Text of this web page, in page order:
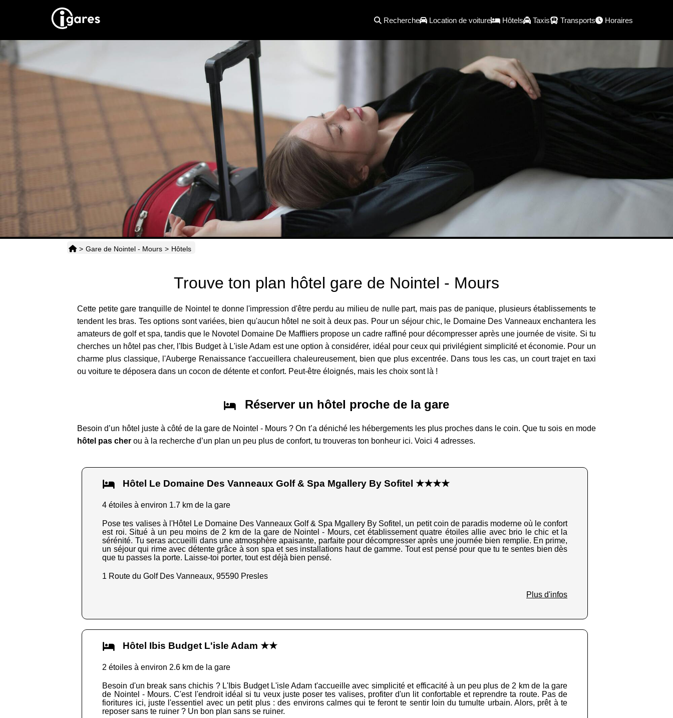
Recherche Location de voiture Hôtels Taxis Transports Horaires
> Gare de Nointel - Mours > Hôtels
Trouve ton plan hôtel gare de Nointel - Mours
Cette petite gare tranquille de Nointel te donne l'impression d'être perdu au milieu de nulle part, mais pas de panique, plusieurs établissements te
tendent les bras. Tes options sont variées, bien qu'aucun hôtel ne soit à deux pas. Pour un séjour chic, le Domaine Des Vanneaux enchantera les
amateurs de golf et spa, tandis que le Novotel Domaine De Maffliers propose un cadre raffiné pour décompresser après une journée de visite. Si tu
cherches un hôtel pas cher, l'Ibis Budget à L'isle Adam est une option à considérer, idéal pour ceux qui privilégient simplicité et économie. Pour un
charme plus classique, l'Auberge Renaissance t'accueillera chaleureusement, bien que plus excentrée. Dans tous les cas, un court trajet en taxi
ou voiture te déposera dans un cocon de détente et confort. Peut-être éloignés, mais les choix sont là !
Réserver un hôtel proche de la gare
Besoin d’un hôtel juste à côté de la gare de Nointel - Mours ? On t’a déniché les hébergements les plus proches dans le coin. Que tu sois en mode
hôtel pas cher ou à la recherche d’un plan un peu plus de confort, tu trouveras ton bonheur ici. Voici 4 adresses.
Hôtel Le Domaine Des Vanneaux Golf & Spa Mgallery By Sofitel ★★★★
4 étoiles à environ 1.7 km de la gare
Pose tes valises à l'Hôtel Le Domaine Des Vanneaux Golf & Spa Mgallery By Sofitel, un petit coin de paradis moderne où le confort
est roi. Situé à un peu moins de 2 km de la gare de Nointel - Mours, cet établissement quatre étoiles allie avec brio le chic et la
sérénité. Tu seras accueilli dans une atmosphère apaisante, parfaite pour décompresser après une journée bien remplie. En prime,
un séjour qui rime avec détente grâce à son spa et ses installations haut de gamme. Tout est pensé pour que tu te sentes bien dès
que tu passes la porte. Laisse-toi porter, tout est déjà bien pensé.
1 Route du Golf Des Vanneaux, 95590 Presles
Plus d'infos
Hôtel Ibis Budget L'isle Adam ★★
2 étoiles à environ 2.6 km de la gare
Besoin d'un break sans chichis ? L'Ibis Budget L'isle Adam t'accueille avec simplicité et efficacité à un peu plus de 2 km de la gare
de Nointel - Mours. C'est l'endroit idéal si tu veux juste poser tes valises, profiter d'un lit confortable et reprendre ta route. Pas de
fioritures ici, juste l'essentiel avec un petit plus : des environs calmes qui te feront te sentir loin du tumulte urbain. Alors, prêt à te
reposer sans te ruiner ? Un bon plan sans se ruiner.